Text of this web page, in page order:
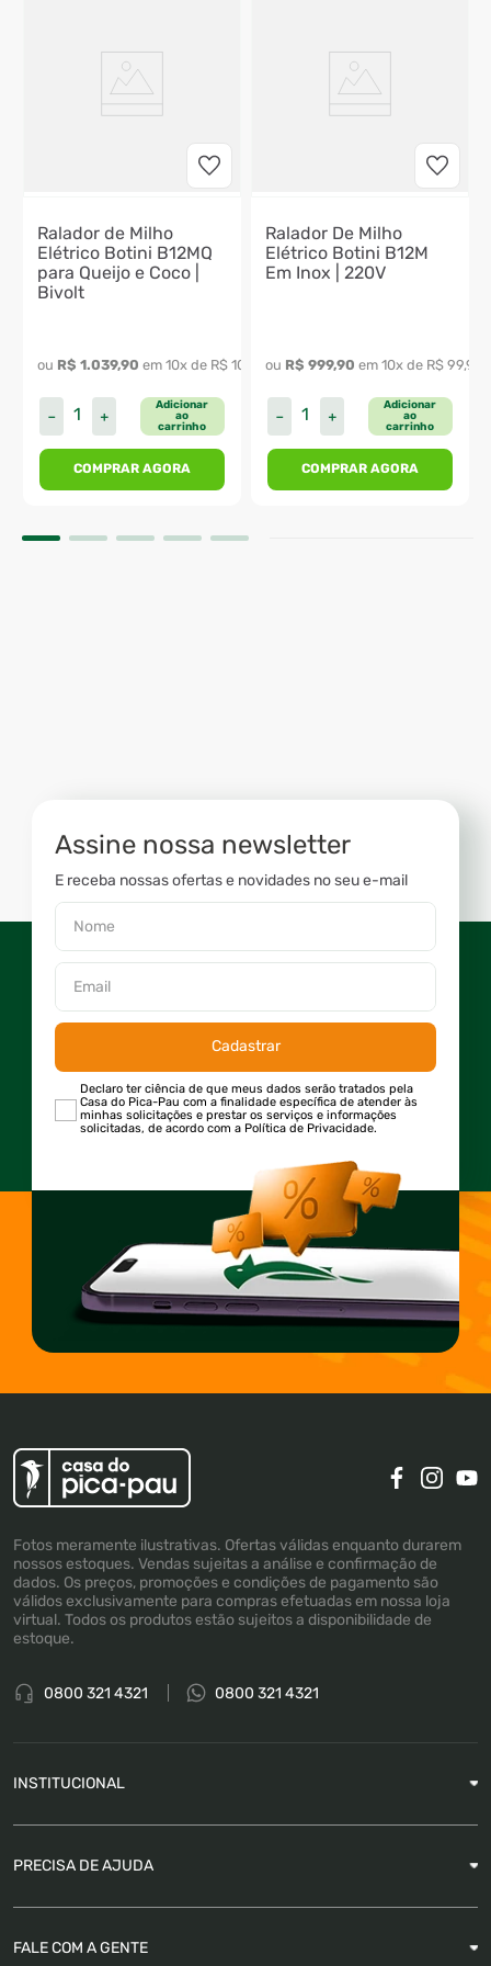
99
Ralador de Milho
Elétrico Botini B12MQ
para Queijo e Coco |
Bivolt
ou R$ 1.039,90 em 10x de R$ 103 99
＋
－
Adicionar
ao
carrinho
COMPRAR AGORA
Ralador De Milho
Elétrico Botini B12M
Em Inox | 220V
ou R$ 999,90 em 10x de R$ 99,99
＋
－
Adicionar
ao
carrinho
COMPRAR AGORA
Assine nossa newsletter
E receba nossas ofertas e novidades no seu e-mail
Cadastrar
Declaro ter ciência de que meus dados serão tratados pela
Casa do Pica-Pau com a finalidade específica de atender às
minhas solicitações e prestar os serviços e informações
solicitadas, de acordo com a Política de Privacidade.
Fotos meramente ilustrativas. Ofertas válidas enquanto durarem
nossos estoques. Vendas sujeitas a análise e confirmação de
dados. Os preços, promoções e condições de pagamento são
válidos exclusivamente para compras efetuadas em nossa loja
virtual. Todos os produtos estão sujeitos a disponibilidade de
estoque.
0800 321 4321 0800 321 4321
INSTITUCIONAL
PRECISA DE AJUDA
FALE COM A GENTE